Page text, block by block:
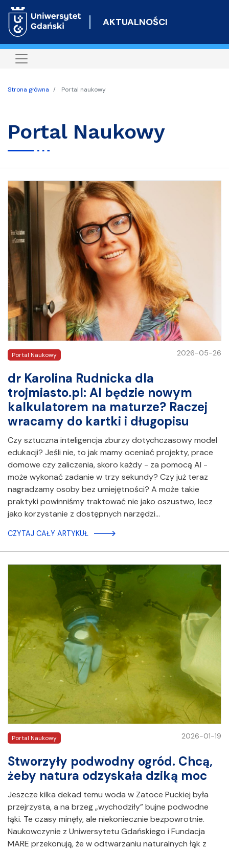
do
AKTUALNOŚCI
Strona główna Portal naukowy
Portal Naukowy
Portal Naukowy 2026-05-26
dr Karolina Rudnicka dla
trojmiasto.pl: AI będzie nowym
kalkulatorem na maturze? Raczej
wracamy do kartki i długopisu
Czy sztuczna inteligencja zburzy dotychczasowy model
edukacji? Jeśli nie, to jak mamy oceniać projekty, prace
domowe czy zaliczenia, skoro każdy - za pomocą AI -
może wykonać zadanie w trzy sekundy? Czy już teraz
nagradzamy osoby bez umiejętności? A może takie
praktyki powinniśmy traktować nie jako oszustwo, lecz
jako korzystanie z dostępnych narzędzi…
CZYTAJ CAŁY ARTYKUŁ
Portal Naukowy 2026-01-19
Stworzyły podwodny ogród. Chcą,
żeby natura odzyskała dziką moc
Jeszcze kilka dekad temu woda w Zatoce Puckiej była
przejrzysta, a na brzeg „wychodziły” bujne podwodne
łąki. Te czasy minęły, ale niekoniecznie bezpowrotnie.
Naukowczynie z Uniwersytetu Gdańskiego i Fundacja
MARE przekonują, że w odtwarzaniu naturalnych łąk z